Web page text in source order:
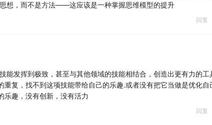
候，理性就萌发了。
想，而不是方法——这应该是一种掌握思维模型的提升
回复
能发挥到极致，甚至与其他领域的技能相结合，创造出更有力的工
复，找不到这项技能带给自己的乐趣.或者没有把它当做是优化自
乐趣，没有创新，没有活力
回复